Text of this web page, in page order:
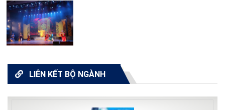
LIÊN KẾT BỘ NGÀNH